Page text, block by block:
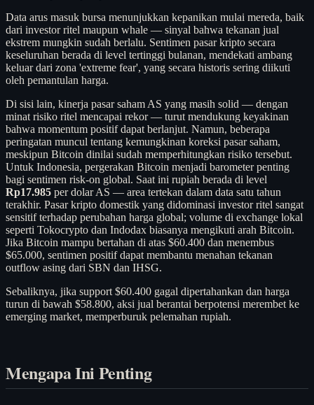
Data arus masuk bursa menunjukkan kepanikan mulai mereda, baik
dari investor ritel maupun whale — sinyal bahwa tekanan jual
ekstrem mungkin sudah berlalu. Sentimen pasar kripto secara
keseluruhan berada di level tertinggi bulanan, mendekati ambang
keluar dari zona 'extreme fear', yang secara historis sering diikuti
oleh pemantulan harga.
Di sisi lain, kinerja pasar saham AS yang masih solid — dengan
minat risiko ritel mencapai rekor — turut mendukung keyakinan
bahwa momentum positif dapat berlanjut. Namun, beberapa
peringatan muncul tentang kemungkinan koreksi pasar saham,
meskipun Bitcoin dinilai sudah memperhitungkan risiko tersebut.
Untuk Indonesia, pergerakan Bitcoin menjadi barometer penting
bagi sentimen risk-on global. Saat ini rupiah berada di level
Rp17.985 per dolar AS — area tertekan dalam data satu tahun
terakhir. Pasar kripto domestik yang didominasi investor ritel sangat
sensitif terhadap perubahan harga global; volume di exchange lokal
seperti Tokocrypto dan Indodax biasanya mengikuti arah Bitcoin.
Jika Bitcoin mampu bertahan di atas $60.400 dan menembus
$65.000, sentimen positif dapat membantu menahan tekanan
outflow asing dari SBN dan IHSG.
Sebaliknya, jika support $60.400 gagal dipertahankan dan harga
turun di bawah $58.800, aksi jual berantai berpotensi merembet ke
emerging market, memperburuk pelemahan rupiah.
Mengapa Ini Penting